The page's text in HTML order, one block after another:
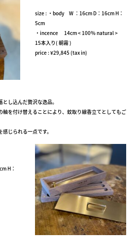
size : ・body W ：16cm D：16cm H：
5cm
・incence 14cm < 100％ natural >
15本入り( 朝霧 )
price : ¥29,845 (tax in)
し込んだ贅沢な逸品。
軸を付け替えることにより、蚊取り線香立てとしてもご
じられる一点です。
H：